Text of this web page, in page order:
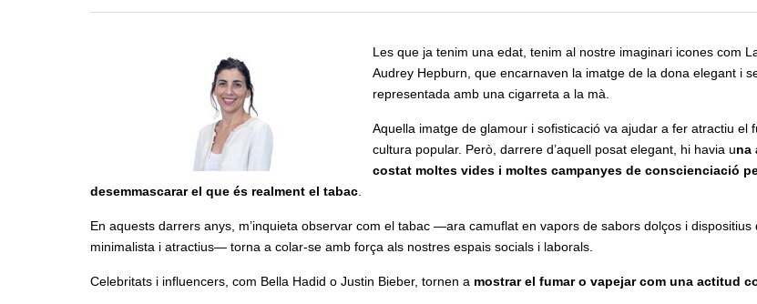
Les que ja tenim una edat, tenim al nostre imaginari icones com
Audrey Hepburn, que encarnaven la imatge de la dona elegant i
representada amb una cigarreta a la mà.
Aquella imatge de glamour i sofisticació va ajudar a fer atractiu el
cultura popular. Però, darrere d’aquell posat elegant, hi havia una
costat moltes vides i moltes campanyes de conscienciació
desemmascarar el que és realment el tabac
En aquests darrers anys, m’inquieta observar com el tabac —ara camuflat en vapors de sabors dolços i dispositius
minimalista i atractius— torna a colar-se amb força als nostres espais socials i laborals.
Celebritats i influencers, com Bella Hadid o Justin Bieber, tornen a mostrar el fumar o vapejar com una actitud